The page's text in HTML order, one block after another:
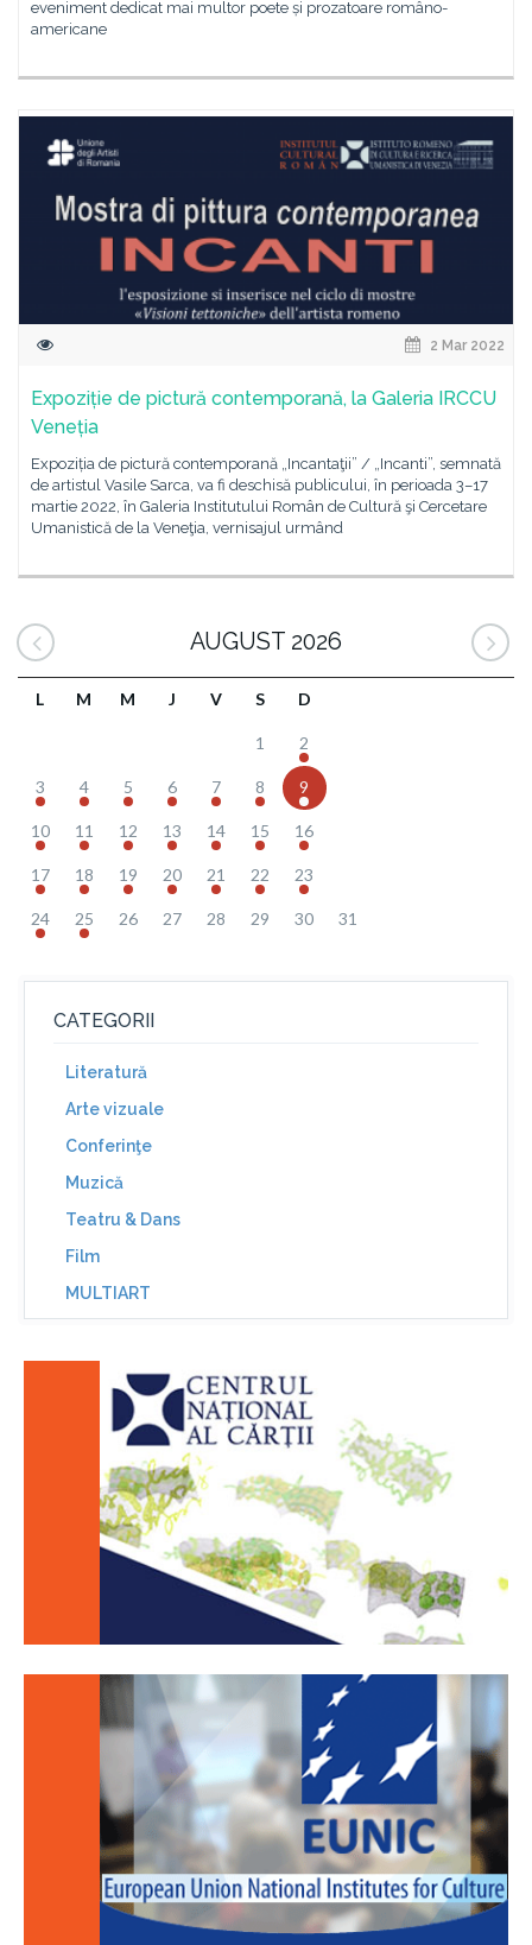
eveniment dedicat mai multor poete și prozatoare româno-
americane
2 Mar 2022
Expoziție de pictură contemporană, la Galeria IRCCU
Veneția
Expoziția de pictură contemporană „Incantaţii” / „Incanti”, semnată
de artistul Vasile Sarca, va fi deschisă publicului, în perioada 3–17
martie 2022, în Galeria Institutului Român de Cultură şi Cercetare
Umanistică de la Veneţia, vernisajul urmând
AUGUST 2026
L M M J V S D
1 2
3 4 5 6 7 8 9
10 11 12 13 14 15 16
17 18 19 20 21 22 23
24 25 26 27 28 29 30 31
CATEGORII
Literatură
Arte vizuale
Conferinţe
Muzică
Teatru & Dans
Film
MULTIART